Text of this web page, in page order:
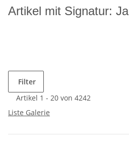
Artikel mit Signatur: Ja
Filter
Artikel 1 - 20 von 4242
Liste Galerie